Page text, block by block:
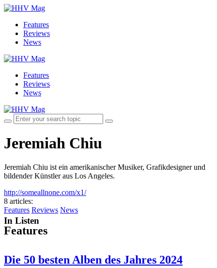
Features
Reviews
News
Features
Reviews
News
Jeremiah Chiu
Jeremiah Chiu ist ein amerikanischer Musiker, Grafikdesigner und
bildender Künstler aus Los Angeles.
http://someallnone.com/x1/
8 articles:
Features Reviews News
Features
In Listen
Die 50 besten Alben des Jahres 2024